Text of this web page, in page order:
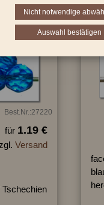
Best.Nr.:27220
für 1.19 €
Versand
Nicht notwendige
Auswahl bestätigen